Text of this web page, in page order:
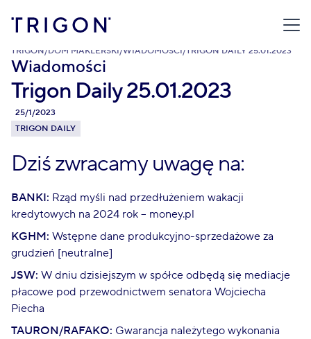
TRIGON/DOM MAKLERSKI/WIADOMOŚCI/ TRIGON DAILY 25.01.2023
Wiadomości
Trigon Daily 25.01.2023
25/1/2023
TRIGON DAILY
Dziś zwracamy uwagę na:
BANKI: Rząd myśli nad przedłużeniem wakacji
kredytowych na 2024 rok – money.pl
KGHM: Wstępne dane produkcyjno-sprzedażowe za
grudzień [neutralne]
JSW: W dniu dzisiejszym w spółce odbędą się mediacje
płacowe pod przewodnictwem senatora Wojciecha
Piecha
TAURON/RAFAKO: Gwarancja należytego wykonania